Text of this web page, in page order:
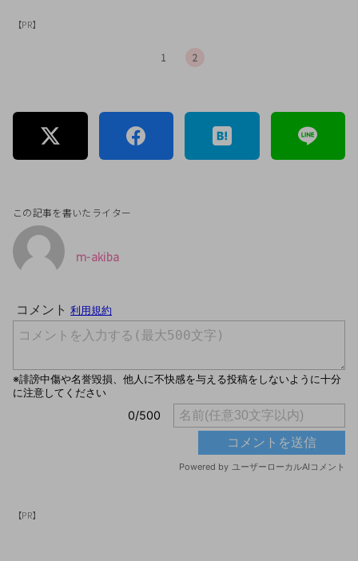
【PR】
1 2
この記事を書いたライター
m-akiba
【PR】